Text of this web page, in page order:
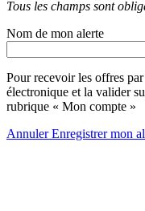
Tous les champs sont
Nom de mon alerte
Pour recevoir les offres
électronique et la valider
rubrique « Mon compte »
AnnulerEnregistrer mon